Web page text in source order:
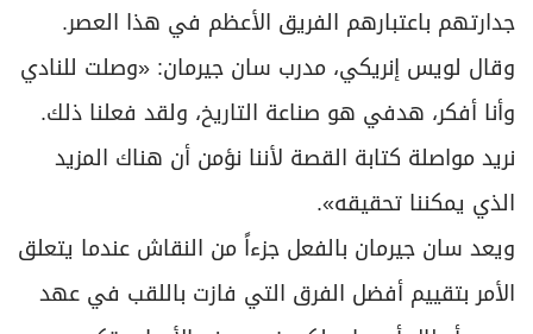
جدارتهم باعتبارهم الفريق الأعظم في هذا العصر.
وقال لويس إنريكي، مدرب سان جيرمان: «وصلت للنادي
وأنا أفكر، هدفي هو صناعة التاريخ، ولقد فعلنا ذلك.
نريد مواصلة كتابة القصة لأننا نؤمن أن هناك المزيد
الذي يمكننا تحقيقه».
ويعد سان جيرمان بالفعل جزءاً من النقاش عندما يتعلق
الأمر بتقييم أفضل الفرق التي فازت باللقب في عهد